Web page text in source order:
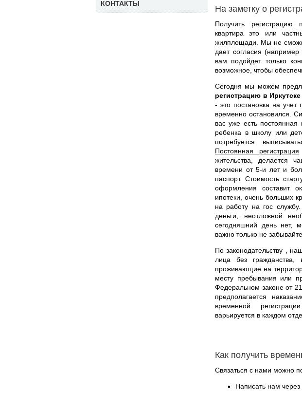
На заметку о
Получить
квартира это или
жилплощади. Мы не
дает согласия
вам подойдет только
возможное, чтобы
Сегодня мы можем
регистрацию в Иркутске
- это постановка на учет
временно остановился.
вас уже есть
ребенка в школу или
потребуется
Постоянная регистрация
жительства, делается
времени от 5-и лет и
паспорт. Стоимость
оформления составит
ипотеки, очень больших
на работу на гос
деньги, неотложной
сегодняшний день нет,
важно только не
По законодательству ,
лица без гражданства,
проживающие на
месту пребывания или
Федеральном законе от
предполагается
временной
варьируется в каждом
Как получить
Связаться с нами можно
Написать нам
КОНТАКТЫ